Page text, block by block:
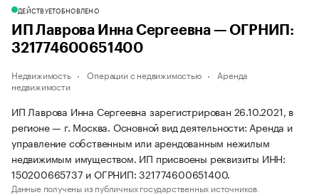
ДЕЙСТВУЕТОБНОВЛЕНО
ИП Лаврова Инна Сергеевна — ОГРНИП:
321774600651400
Недвижимость Операции с недвижимостью
Аренда
недвижимости
ИП Лаврова Инна Сергеевна зарегистрирован 26.10.2021, в
регионе — г. Москва. Основной вид деятельности: Аренда и
управление собственным или арендованным нежилым
недвижимым имуществом. ИП присвоены реквизиты ИНН:
150200665737 и ОГРНИП: 321774600651400.
Данные получены из публичных государственных источников.